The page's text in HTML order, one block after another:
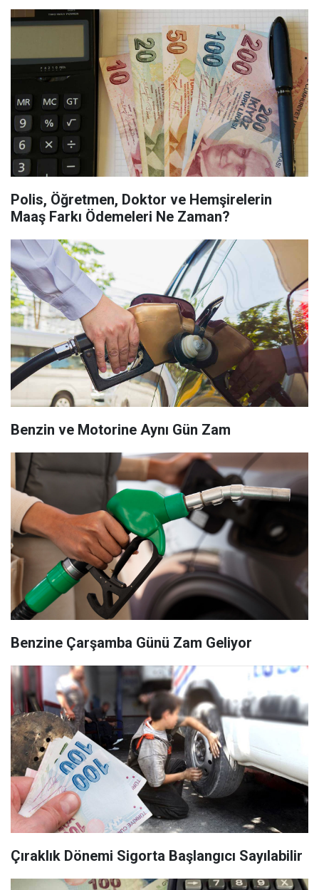
Polis, Öğretmen, Doktor ve Hemşirelerin
Maaş Farkı Ödemeleri Ne Zaman?
Benzin ve Motorine Aynı Gün Zam
Benzine Çarşamba Günü Zam Geliyor
Çıraklık Dönemi Sigorta Başlangıcı Sayılabilir